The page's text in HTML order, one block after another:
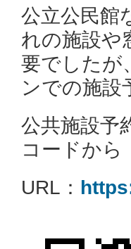
公立公民館
れの施設や
要でしたが
ンでの施設
公共施設予
コードから
URL：